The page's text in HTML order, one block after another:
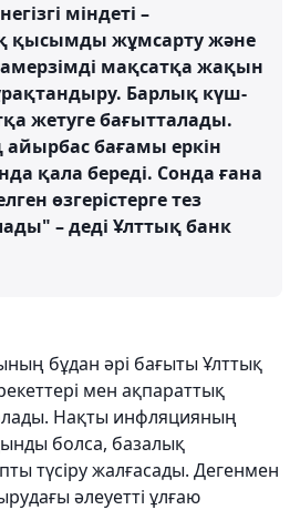
міндеті –
қысымды жұмсарту және
мақсатқа жақын
Барлық күш-
жетуге бағытталады.
айырбас бағамы еркін
қала береді. Сонда ғана
өзгерістерге тез
– деді Ұлттық банк
бұдан әрі бағыты Ұлттық
мен ақпараттық
Нақты инфляцияның
болса, базалық
түсіру жалғасады. Дегенмен
әлеуетті ұлғаю